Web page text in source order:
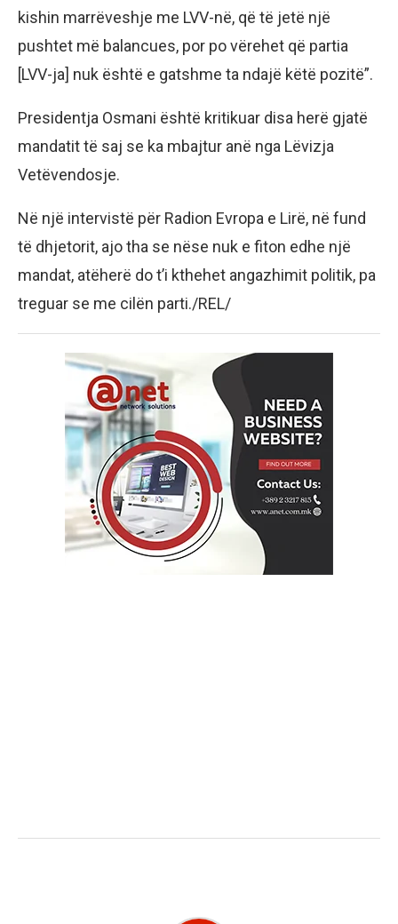
kishin marrëveshje me LVV-në, që të jetë një
pushtet më balancues, por po vërehet që partia
[LVV-ja] nuk është e gatshme ta ndajë këtë pozitë”.
Presidentja Osmani është kritikuar disa herë gjatë
mandatit të saj se ka mbajtur anë nga Lëvizja
Vetëvendosje.
Në një intervistë për Radion Evropa e Lirë, në fund
të dhjetorit, ajo tha se nëse nuk e fiton edhe një
mandat, atëherë do t’i kthehet angazhimit politik, pa
treguar se me cilën parti./REL/